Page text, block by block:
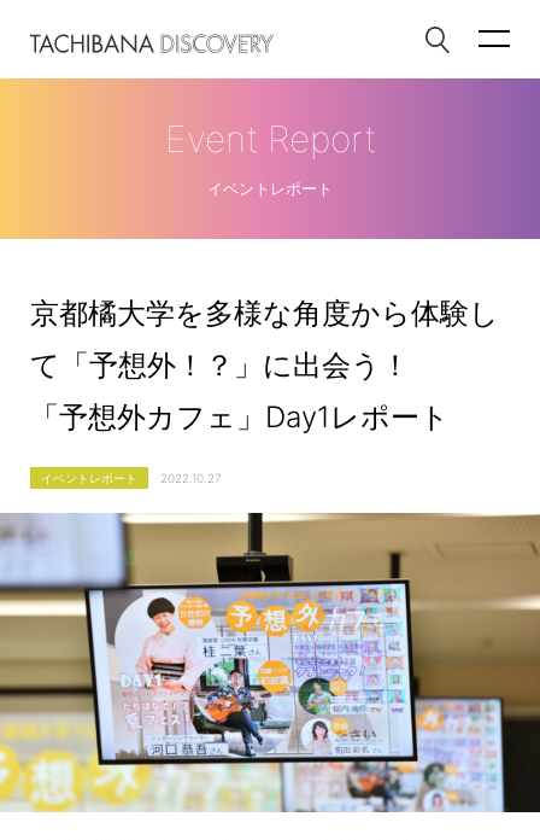
Event Report
イベントレポート
京都橘大学を多様な角度から体験し
て「予想外！？」に出会う！
「予想外カフェ」Day1レポート
イベントレポート 2022.10.27